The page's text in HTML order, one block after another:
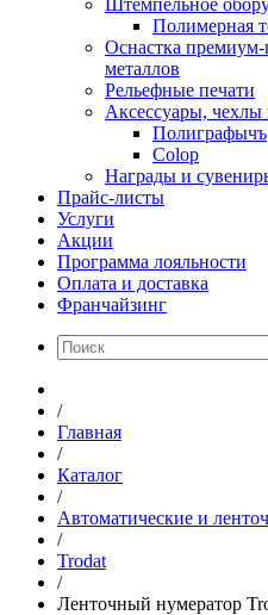
Полимерная
Оснастка премиум-
металлов
Рельефные печати
Аксессуары,
Полиграфычъ
Colop
Награды и
Прайс-листы
Услуги
Акции
Программа лояльности
Оплата и доставка
Франчайзинг
/
Главная
/
Каталог
/
Автоматические и
/
Trodat
/
Ленточный нумератор